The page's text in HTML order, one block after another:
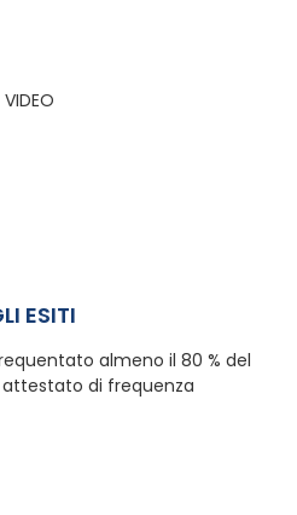
ESITI
almeno il 80 % del
di frequenza